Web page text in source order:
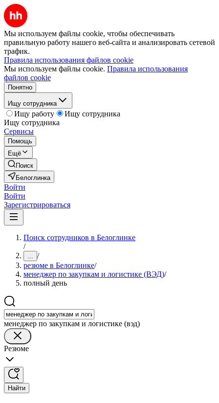
Мы используем файлы cookie, чтобы обеспечивать
правильную работу нашего веб-сайта и анализировать сетевой
трафик.
Правила использования файлов cookie
Мы используем файлы cookie. Правила использования
файлов cookie
Понятно
Ищу сотрудника
Ищу работу
Ищу сотрудника
Ищу сотрудника
Сервисы
Помощь
Ещё
Поиск
Белоглинка
Войти
Войти
Зарегистрироваться
Поиск сотрудников в Белоглинке
/
... /
резюме в Белоглинке/
менеджер по закупкам и логистике (ВЭД)/
полный день
менеджер по закупкам и логистике (вэд)
Резюме
Найти